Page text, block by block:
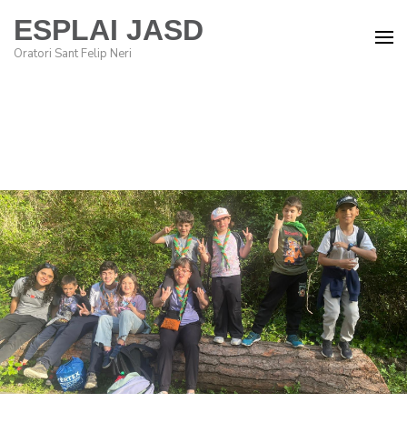
ESPLAI JASD
Oratori Sant Felip Neri